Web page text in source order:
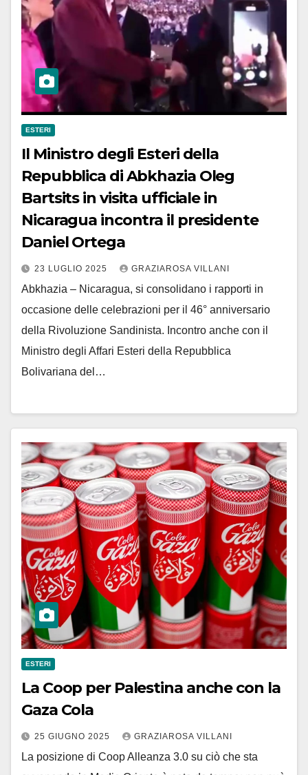
ESTERI
Il Ministro degli Esteri della
Repubblica di Abkhazia Oleg
Bartsits in visita ufficiale in
Nicaragua incontra il presidente
Daniel Ortega
23 LUGLIO 2025 GRAZIAROSA VILLANI
Abkhazia – Nicaragua, si consolidano i rapporti in
occasione delle celebrazioni per il 46° anniversario
della Rivoluzione Sandinista. Incontro anche con il
Ministro degli Affari Esteri della Repubblica
Bolivariana del…
ESTERI
La Coop per Palestina anche con la
Gaza Cola
25 GIUGNO 2025 GRAZIAROSA VILLANI
La posizione di Coop Alleanza 3.0 su ciò che sta